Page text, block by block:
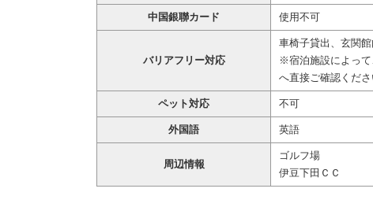
中国銀聯カード 使用不可
バリアフリー対応
車椅子貸出、玄関
※宿泊施設によって
へ直接ご確認くださ
ペット対応 不可
外国語 英語
周辺情報
ゴルフ場
伊豆下田ＣＣ